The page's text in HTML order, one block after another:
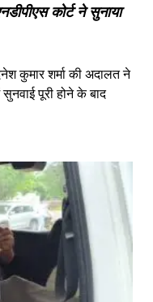
कोर्ट ने सुनाया
कुमार शर्मा की अदालत ने
पूरी होने के बाद